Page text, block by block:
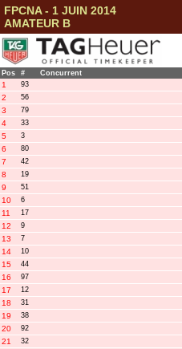
FPCNA - 1 JUIN 2014
AMATEUR B
Pos # Concurrent
1 93
2 56
3 79
4 33
5 3
6 80
7 42
8 19
9 51
10 6
11 17
12 9
13 7
14 10
15 44
16 97
17 12
18 31
19 38
20 92
21 32